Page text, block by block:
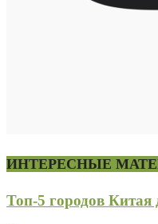
ИНТЕРЕСНЫЕ
Топ-5 городов Китая